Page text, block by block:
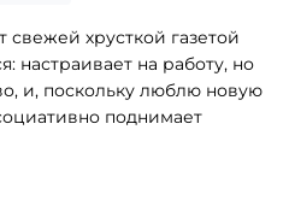
хрусткой газетой
настраивает на работу, но
и, поскольку люблю новую
поднимает